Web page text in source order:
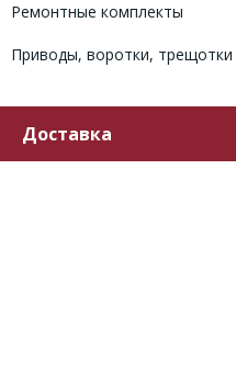
Ремонтные комплекты
Приводы, воротки, трещотки
Доставка